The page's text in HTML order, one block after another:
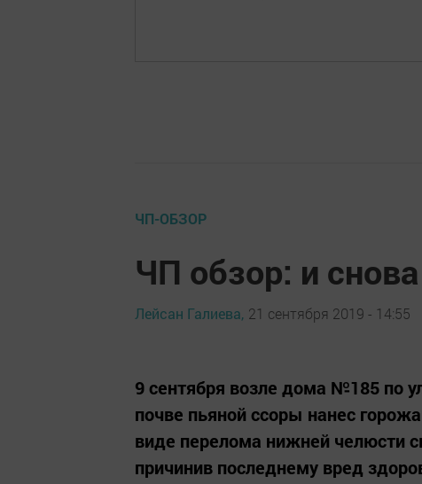
ЧП-ОБЗОР
ЧП обзор: и
Лейсан Галиева, 21 сентября 2019 - 14:55
9 сентября возле дома №185 по
почве пьяной ссоры нанес
виде перелома нижней челюсти
причинив последнему вред